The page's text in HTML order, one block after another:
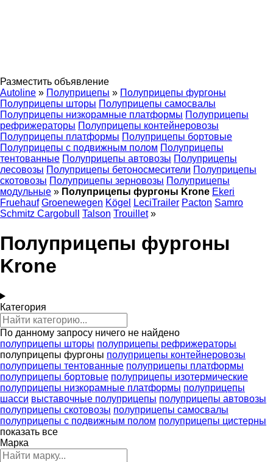
Разместить объявление
Autoline » Полуприцепы » Полуприцепы фургоны
Полуприцепы шторы Полуприцепы самосвалы
Полуприцепы низкорамные платформы Полуприцепы
рефрижераторы Полуприцепы контейнеровозы
Полуприцепы платформы Полуприцепы бортовые
Полуприцепы с подвижным полом Полуприцепы
тентованные Полуприцепы автовозы Полуприцепы
лесовозы Полуприцепы бетоносмесители Полуприцепы
скотовозы Полуприцепы зерновозы Полуприцепы
модульные » Полуприцепы фургоны Krone Ekeri
Fruehauf Groenewegen Kögel LeciTrailer Pacton Samro
Schmitz Cargobull
Talson Trouillet »
Полуприцепы фургоны
Krone
Категория
По данному запросу ничего не найдено
полуприцепы шторы полуприцепы рефрижераторы
полуприцепы фургоны полуприцепы контейнеровозы
полуприцепы тентованные полуприцепы платформы
полуприцепы бортовые полуприцепы изотермические
полуприцепы низкорамные платформы полуприцепы
шасси выставочные полуприцепы полуприцепы автовозы
полуприцепы скотовозы полуприцепы самосвалы
полуприцепы с подвижным полом полуприцепы цистерны
показать все
Марка